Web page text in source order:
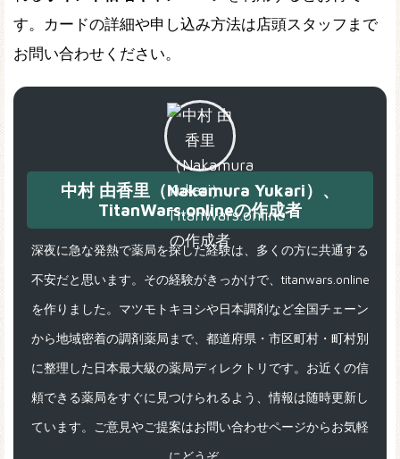
す。カードの詳細や申し込み方法は店頭スタッフまで
お問い合わせください。
中村 由香里（Nakamura Yukari）、
TitanWars.onlineの作成者
深夜に急な発熱で薬局を探した経験は、多くの方に共通する
不安だと思います。その経験がきっかけで、titanwars.online
を作りました。マツモトキヨシや日本調剤など全国チェーン
から地域密着の調剤薬局まで、都道府県・市区町村・町村別
に整理した日本最大級の薬局ディレクトリです。お近くの信
頼できる薬局をすぐに見つけられるよう、情報は随時更新し
ています。ご意見やご提案はお問い合わせページからお気軽